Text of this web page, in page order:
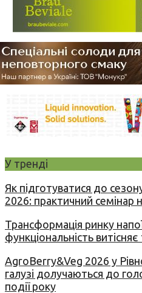
У тренді
Як підготуватися до
2026: практичний семінар
Трансформація ринку
функціональність
AgroBerry&Veg 2026 у
галузі долучаються до
події року